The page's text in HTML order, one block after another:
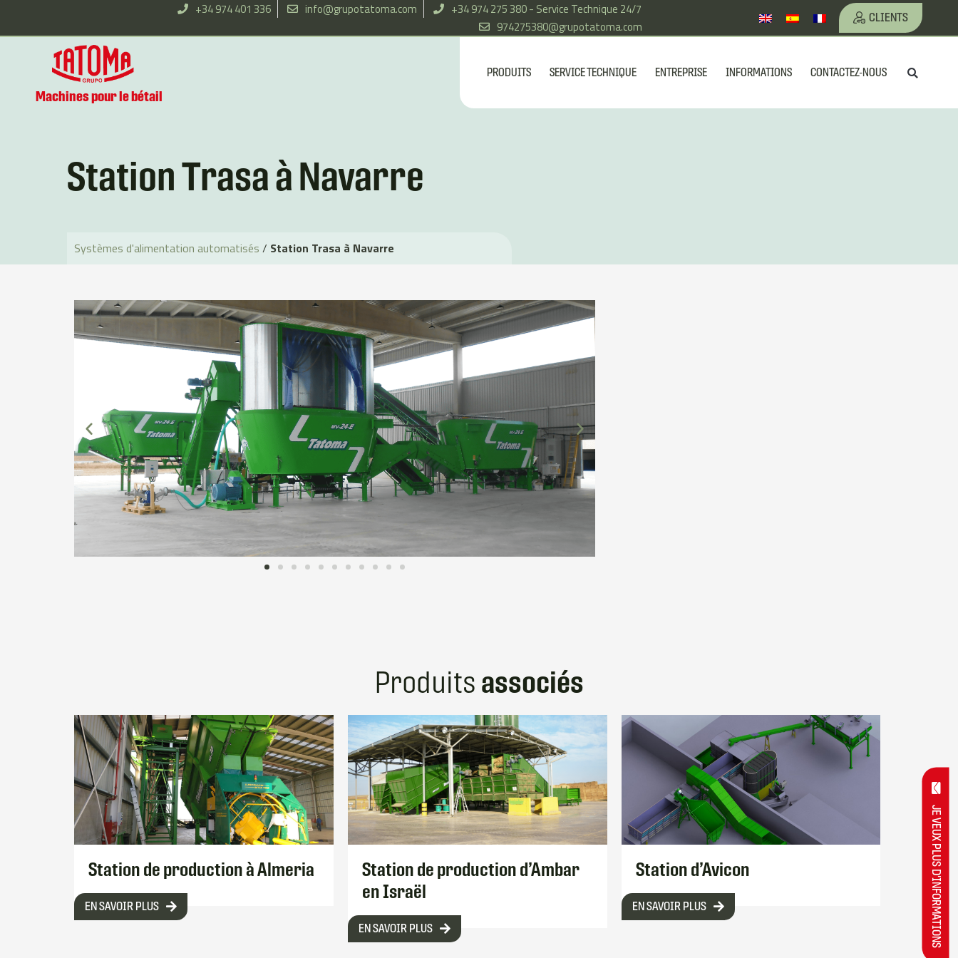
contenu
+34 974 401 336 info@grupotatoma.com
+34 974 275 380 - Service Technique 24/7
974275380@grupotatoma.com
CLIENTS
Machines pour le bétail
PRODUITS SERVICE TECHNIQUE ENTREPRISE INFORMATIONS CONTACTEZ-NOUS
Station Trasa à Navarre
Systèmes d'alimentation automatisés / Station Trasa à Navarre
JE VEUX PLUS D'INFORMATIONS
Produits associés
Station de production à Almeria
EN SAVOIR PLUS
Station de production d’Ambar
en Israël
EN SAVOIR PLUS
Station d’Avicon
EN SAVOIR PLUS